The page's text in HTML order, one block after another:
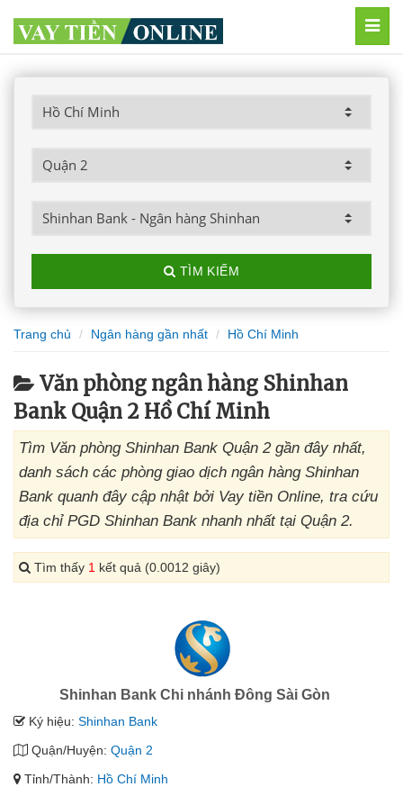
TÌM KIẾM
Trang chủ Ngân hàng gần nhất Hồ Chí Minh
Văn phòng ngân hàng Shinhan
Bank Quận 2 Hồ Chí Minh
Tìm Văn phòng Shinhan Bank Quận 2 gần đây nhất,
danh sách các phòng giao dịch ngân hàng Shinhan
Bank quanh đây cập nhật bởi Vay tiền Online, tra cứu
địa chỉ PGD Shinhan Bank nhanh nhất tại Quận 2.
Tìm thấy 1 kết quả (0.0012 giây)
Shinhan Bank Chi nhánh Đông Sài Gòn
Ký hiệu: Shinhan Bank
Quận/Huyện: Quận 2
Tỉnh/Thành: Hồ Chí Minh